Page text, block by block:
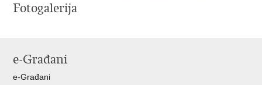
Fotogalerija
e-Građani
e-Građani